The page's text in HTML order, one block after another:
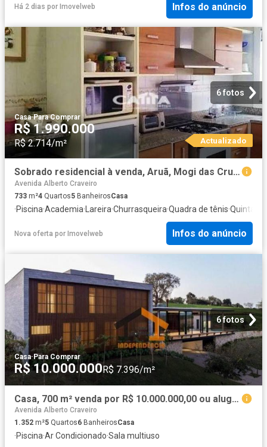
Há 2 dias por Imovelweb Infos do anúncio
6 fotos
Casa·Para Comprar
R$ 1.990.000
R$ 2.714/m² Actualizado
Sobrado residencial à venda, Aruã, Mogi das Cruzes SO13085
Avenida Alberto Craveiro
733 m²4 Quartos5 BanheirosCasa
·Piscina·Academia· Lareira·Churrasqueira·Quadra de tênis·Quintal
Nova oferta por Imovelweb Infos do anúncio
6 fotos
Casa·Para Comprar
R$ 10.000.000R$ 7.396/m²
Casa, 700 m² venda por R$ 10.000.000,00 ou aluguel por R$ 52.841,67/mês Fazenda Dona Carolina
Avenida Alberto Craveiro
1.352 m²5 Quartos6 BanheirosCasa
·Piscina·Ar Condicionado·Sala multiuso